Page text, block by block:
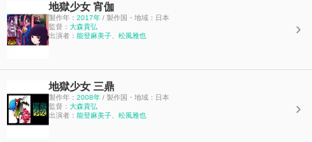
地獄少女 宵伽
製作年： 2017年 / 製作国・地域：日本
監督： 大森貴弘
出演者： 能登麻美子、 松風雅也
地獄少女 三鼎
製作年： 2008年 / 製作国・地域：日本
監督： 大森貴弘
出演者： 能登麻美子、 松風雅也